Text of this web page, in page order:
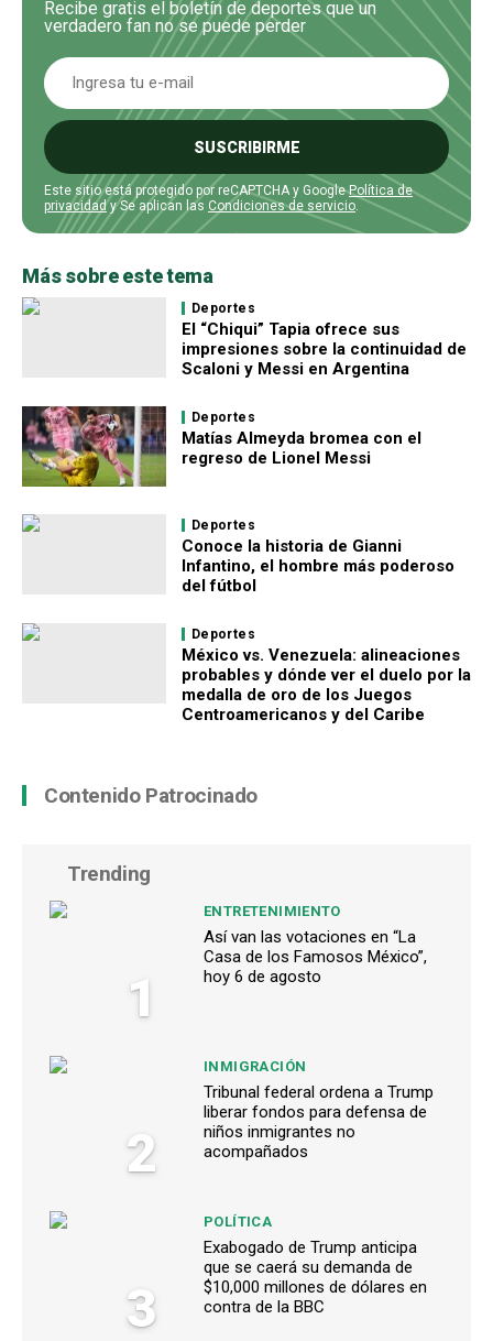
Recibe gratis el boletín de deportes que un
verdadero fan no se puede perder
SUSCRIBIRME
Este sitio está protegido por reCAPTCHA y GooglePolítica de
privacidady Se aplican las Condiciones de servicio
Más sobre este tema
Deportes
El “Chiqui” Tapia ofrece sus
impresiones sobre la continuidad de
Scaloni y Messi en Argentina
Deportes
Matías Almeyda bromea con el
regreso de Lionel Messi
Deportes
Conoce la historia de Gianni
Infantino, el hombre más poderoso
del fútbol
Deportes
México vs. Venezuela: alineaciones
probables y dónde ver el duelo por la
medalla de oro de los Juegos
Centroamericanos y del Caribe
Contenido Patrocinado
Trending
1
ENTRETENIMIENTO
Así van las votaciones en “La
Casa de los Famosos México”,
hoy 6 de agosto
2
INMIGRACIÓN
Tribunal federal ordena a Trump
liberar fondos para defensa de
niños inmigrantes no
acompañados
3
POLÍTICA
Exabogado de Trump anticipa
que se caerá su demanda de
$10,000 millones de dólares en
contra de la BBC